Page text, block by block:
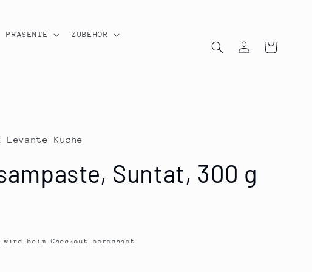
PRÄSENTE ZUBEHÖR
EinloggenWarenkorb
Küche
Suntat, 300 g
wird beim Checkout berechnet